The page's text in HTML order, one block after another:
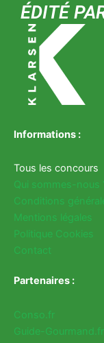
ÉDITÉ
Informations :
Tous les concours
Qui sommes-nous
Conditions
Mentions légales
Politique Cookies
Contact
Partenaires :
Conso.fr
Guide-Gourmand.fr